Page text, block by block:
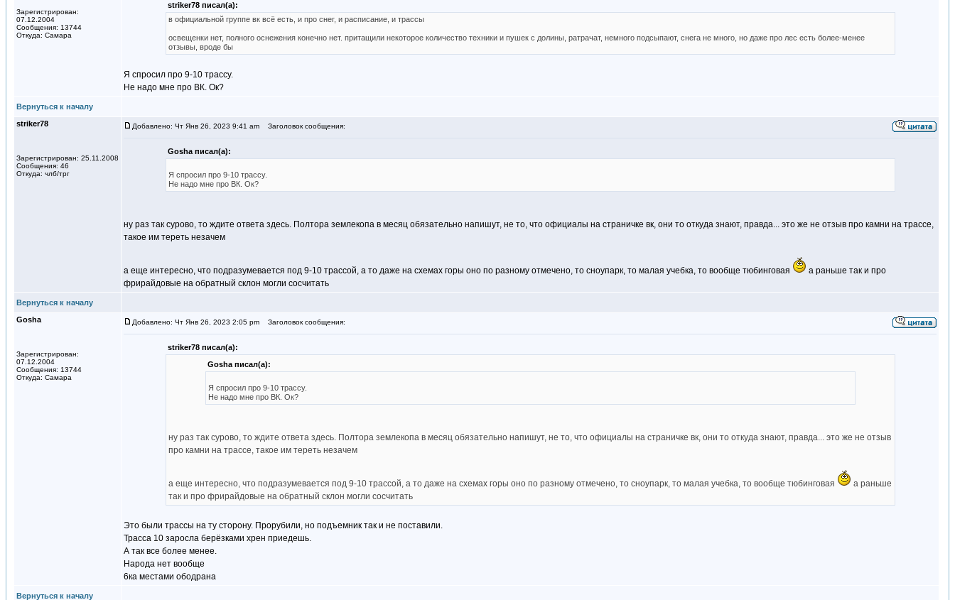
Зарегистрирован:
07.12.2004
Сообщения: 13744
Откуда: Самара
striker78 писал(а):
в официальной группе вк всё есть, и про снег, и расписание, и трассы
освещенки нет, полного оснежения конечно нет. притащили некоторое количество техники и пушек с долины, ратрачат, немного подсыпают, снега не много, но даже про лес есть более-менее
отзывы, вроде бы
Я спросил про 9-10 трассу.
Не надо мне про ВК. Ок?
Вернуться к началу
striker78
Зарегистрирован: 25.11.2008
Сообщения: 46
Откуда: члб/трг
Добавлено: Чт Янв 26, 2023 9:41 am Заголовок сообщения:
Gosha писал(а):
Я спросил про 9-10 трассу.
Не надо мне про ВК. Ок?
ну раз так сурово, то ждите ответа здесь. Полтора землекопа в месяц обязательно напишут, не то, что официалы на страничке вк, они то откуда знают, правда... это же не отзыв про камни на трассе,
такое им тереть незачем
а еще интересно, что подразумевается под 9-10 трассой, а то даже на схемах горы оно по разному отмечено, то сноупарк, то малая учебка, то вообще тюбинговая
а раньше так и про
фрирайдовые на обратный склон могли сосчитать
Вернуться к началу
Gosha
Зарегистрирован:
07.12.2004
Сообщения: 13744
Откуда: Самара
Добавлено: Чт Янв 26, 2023 2:05 pm Заголовок сообщения:
striker78 писал(а):
Gosha писал(а):
Я спросил про 9-10 трассу.
Не надо мне про ВК. Ок?
ну раз так сурово, то ждите ответа здесь. Полтора землекопа в месяц обязательно напишут, не то, что официалы на страничке вк, они то откуда знают, правда... это же не отзыв
про камни на трассе, такое им тереть незачем
а еще интересно, что подразумевается под 9-10 трассой, а то даже на схемах горы оно по разному отмечено, то сноупарк, то малая учебка, то вообще тюбинговая
а раньше
так и про фрирайдовые на обратный склон могли сосчитать
Это были трассы на ту сторону. Прорубили, но подъемник так и не поставили.
Трасса 10 заросла берёзками хрен приедешь.
А так все более менее.
Народа нет вообще
6ка местами ободрана
Вернуться к началу